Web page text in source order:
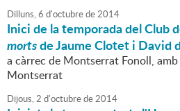
Dilluns,6 d'octubrede2014
Inici de la temporada del Club
mortsde Jaume Clotet i David
a càrrec de Montserrat Fonoll,
Montserrat
Dijous,2 d'octubrede2014